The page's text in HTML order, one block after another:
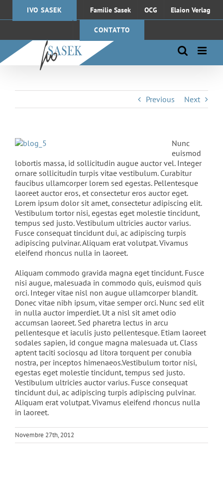
IVO SASEK Familie Sasek OCG Elaion Verlag
CONTATTO
Previous Next
Nunc
euismod
lobortis massa, id sollicitudin augue auctor vel. Integer
ornare sollicitudin turpis vitae vestibulum. Curabitur
faucibus ullamcorper lorem sed egestas. Pellentesque
laoreet auctor eros, et consectetur eros auctor eget.
Lorem ipsum dolor sit amet, consectetur adipiscing elit.
Vestibulum tortor nisi, egestas eget molestie tincidunt,
tempus sed justo. Vestibulum ultricies auctor varius.
Fusce consequat tincidunt dui, ac adipiscing turpis
adipiscing pulvinar. Aliquam erat volutpat. Vivamus
eleifend rhoncus nulla in laoreet.
Aliquam commodo gravida magna eget tincidunt. Fusce
nisi augue, malesuada in commodo quis, euismod quis
orci. Integer vitae nisl non augue ullamcorper blandit.
Donec vitae nibh ipsum, vitae semper orci. Nunc sed elit
in nulla auctor imperdiet. Ut a nisl sit amet odio
accumsan laoreet. Sed pharetra lectus in arcu
pellentesque et iaculis justo pellentesque. Etiam laoreet
sodales sapien, id congue magna malesuada ut. Class
aptent taciti sociosqu ad litora torquent per conubia
nostra, per inceptos himenaeos.Vestibulum tortor nisi,
egestas eget molestie tincidunt, tempus sed justo.
Vestibulum ultricies auctor varius. Fusce consequat
tincidunt dui, ac adipiscing turpis adipiscing pulvinar.
Aliquam erat volutpat. Vivamus eleifend rhoncus nulla
in laoreet.
Novembre 27th, 2012